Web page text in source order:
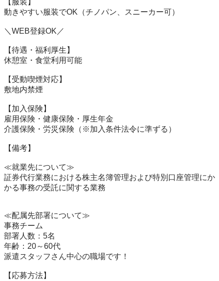
【服装】
動きやすい服装でOK（チノパン、スニーカー可）
＼WEB登録OK／
【待遇・福利厚生】
休憩室・食堂利用可能
【受動喫煙対応】
敷地内禁煙
【加入保険】
雇用保険・健康保険・厚生年金
介護保険・労災保険（※加入条件法令に準ずる）
【備考】
≪就業先について≫
証券代行業務における株主名簿管理および特別口座管理にか
かる事務の受託に関する業務
≪配属先部署について≫
事務チーム
部署人数：5名
年齢：20～60代
派遣スタッフさん中心の職場です！
【応募方法】